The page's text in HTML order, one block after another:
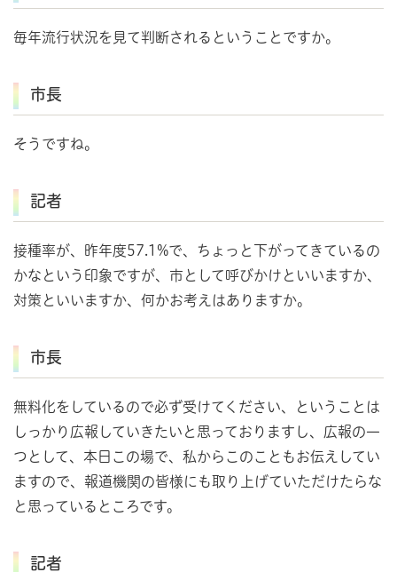
毎年流行状況を見て判断されるということですか。
市長
そうですね。
記者
接種率が、昨年度57.1%で、ちょっと下がってきているの
かなという印象ですが、市として呼びかけといいますか、
対策といいますか、何かお考えはありますか。
市長
無料化をしているので必ず受けてください、ということは
しっかり広報していきたいと思っておりますし、広報の一
つとして、本日この場で、私からこのこともお伝えしてい
ますので、報道機関の皆様にも取り上げていただけたらな
と思っているところです。
記者